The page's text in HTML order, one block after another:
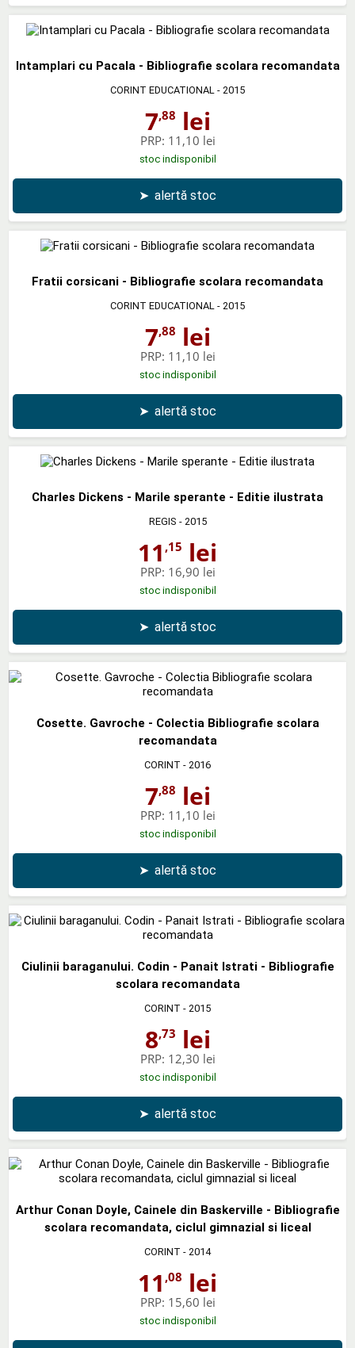
Intamplari cu Pacala - Bibliografie scolara recomandata
CORINT EDUCATIONAL - 2015
7,88 lei
PRP: 11,10 lei
stoc indisponibil
➤ alertă stoc
Fratii corsicani - Bibliografie scolara recomandata
CORINT EDUCATIONAL - 2015
7,88 lei
PRP: 11,10 lei
stoc indisponibil
➤ alertă stoc
Charles Dickens - Marile sperante - Editie ilustrata
REGIS - 2015
11 ,15 lei
PRP: 16,90 lei
stoc indisponibil
➤ alertă stoc
Cosette. Gavroche - Colectia Bibliografie scolara
recomandata
CORINT - 2016
7,88 lei
PRP: 11,10 lei
stoc indisponibil
➤ alertă stoc
Ciulinii baraganului. Codin - Panait Istrati - Bibliografie
scolara recomandata
CORINT - 2015
8,73 lei
PRP: 12,30 lei
stoc indisponibil
➤ alertă stoc
Arthur Conan Doyle, Cainele din Baskerville - Bibliografie
scolara recomandata, ciclul gimnazial si liceal
CORINT - 2014
11 ,08 lei
PRP: 15,60 lei
stoc indisponibil